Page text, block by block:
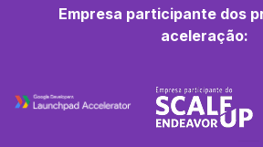
Empresa participante dos
aceleração: